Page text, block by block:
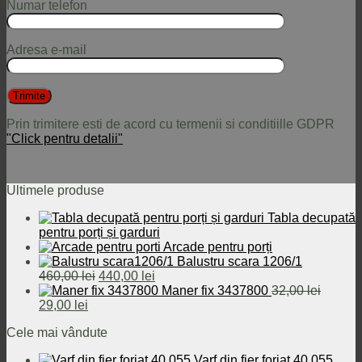
Numar telefon
Adresa e-mail
Prin trimitere esti de acord cu termenii si conditiille GDPR
"Click pentru detalii"
Ultimele produse
Tabla decupată
pentru porți și garduri
Arcade pentru porți
Balustru scara 1206/1
460,00lei Prețul
inițial
460,00 lei.
440,00 lei
curent
Maner fix 3437800 32,00lei
Prețul
a
29,00 lei
este:
Cele mai vândute